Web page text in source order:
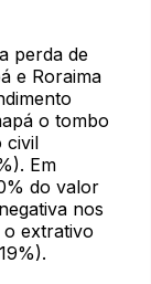
perda de
e Roraima
o tombo
civil
Em
do valor
nos
extrativo